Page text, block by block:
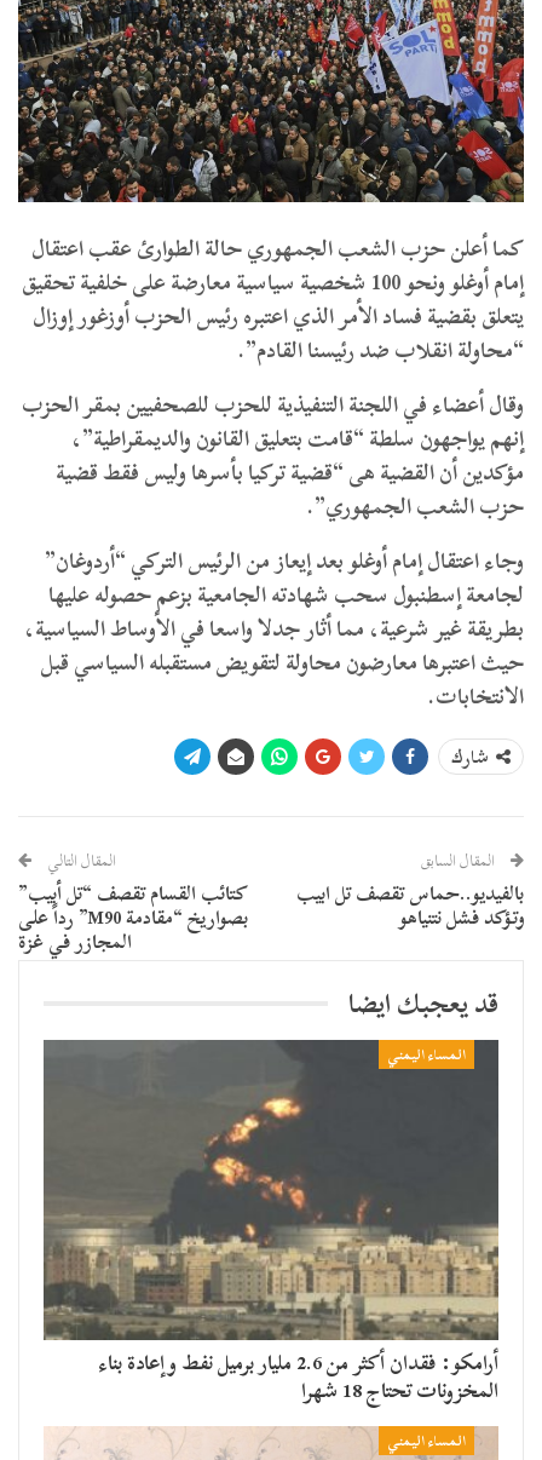
كما أعلن حزب الشعب الجمهوري حالة الطوارئ عقب اعتقال
إمام أوغلو ونحو 100 شخصية سياسية معارضة على خلفية تحقيق
يتعلق بقضية فساد الأمر الذي اعتبره رئيس الحزب أوزغور إوزال
“محاولة انقلاب ضد رئيسنا القادم”.
وقال أعضاء في اللجنة التنفيذية للحزب للصحفيين بمقر الحزب
إنهم يواجهون سلطة “قامت بتعليق القانون والديمقراطية”،
مؤكدين أن القضية هى “قضية تركيا بأسرها وليس فقط قضية
حزب الشعب الجمهوري”.
وجاء اعتقال إمام أوغلو بعد إيعاز من الرئيس التركي “أردوغان”
لجامعة إسطنبول سحب شهادته الجامعية بزعم حصوله عليها
بطريقة غير شرعية، مما أثار جدلا واسعا في الأوساط السياسية،
حيث اعتبرها معارضون محاولة لتقويض مستقبله السياسي قبل
الانتخابات.
شارك
المقال السابق
بالفيديو..حماس تقصف تل ابيب
وتؤكد فشل نتنياهو
المقال التالي
كتائب القسام تقصف “تل أبيب”
بصواريخ “مقادمة M90” رداً على
المجازر في غزة
قد يعجبك ايضا
المساء اليمني
أرامكو: فقدان أكثر من 2.6 مليار برميل نفط وإعادة بناء
المخزونات تحتاج 18 شهرا
المساء اليمني